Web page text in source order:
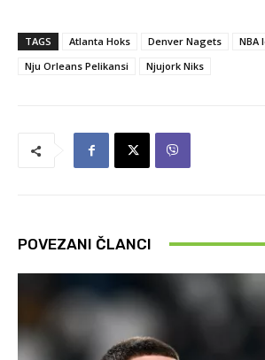
TAGS Atlanta Hoks Denver Nagets
NBA
Nju Orleans Pelikansi
Njujork Niks
POVEZANI ČLANCI